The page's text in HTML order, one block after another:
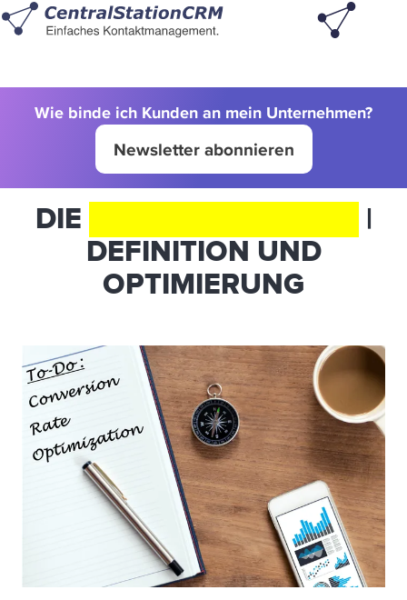
Wie binde ich Kunden an mein Unternehmen?
Newsletter abonnieren
DIE
|
DEFINITION UND
OPTIMIERUNG